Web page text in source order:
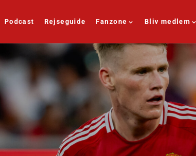
Podcast Rejseguide Fanzone Bliv medlem